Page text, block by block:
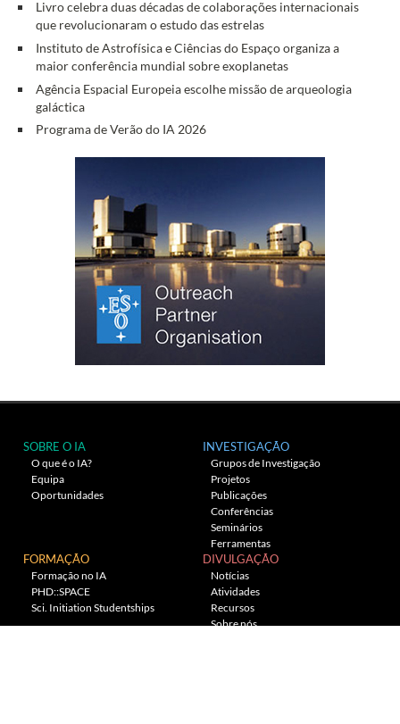
Livro celebra duas décadas de colaborações internacionais
que revolucionaram o estudo das estrelas
Instituto de Astrofísica e Ciências do Espaço organiza a
maior conferência mundial sobre exoplanetas
Agência Espacial Europeia escolhe missão de arqueologia
galáctica
Programa de Verão do IA 2026
SOBRE O IA
O que é o IA?
Equipa
Oportunidades
INVESTIGAÇÃO
Grupos de Investigação
Projetos
Publicações
Conferências
Seminários
Ferramentas
FORMAÇÃO
Formação no IA
PHD::SPACE
Sci. Initiation Studentships
DIVULGAÇÃO
Notícias
Atividades
Recursos
Sobre nós